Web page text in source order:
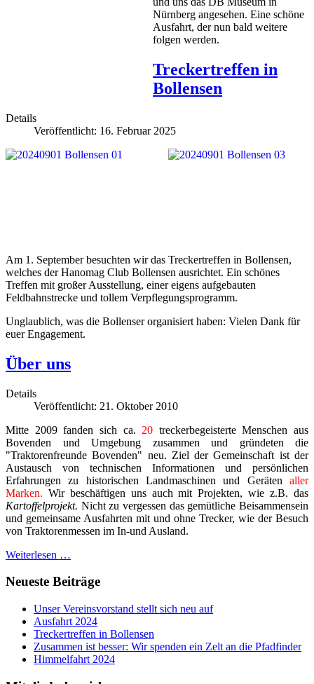
Nürnberg angesehen. Eine schöne
Ausfahrt, der nun bald weitere
folgen werden.
Treckertreffen in
Bollensen
Details
Veröffentlicht: 16. Februar 2025
Am 1. September besuchten wir das Treckertreffen in Bollensen,
welches der Hanomag Club Bollensen ausrichtet. Ein schönes
Treffen mit großer Ausstellung, einer eigens aufgebauten
Feldbahnstrecke und tollem Verpflegungsprogramm.
Unglaublich, was die Bollenser organisiert haben: Vielen Dank für
euer Engagement.
Über uns
Details
Veröffentlicht: 21. Oktober 2010
Mitte 2009 fanden sich ca. 20 treckerbegeisterte Menschen aus
Bovenden und Umgebung zusammen und gründeten die
"Traktorenfreunde Bovenden" neu. Ziel der Gemeinschaft ist der
Austausch von technischen Informationen und persönlichen
Erfahrungen zu historischen Landmaschinen und Geräten aller
Marken. Wir beschäftigen uns auch mit Projekten, wie z.B. das
Kartoffelprojekt. Nicht zu vergessen das gemütliche Beisammensein
und gemeinsame Ausfahrten mit und ohne Trecker, wie der Besuch
von Traktorenmessen im In-und Ausland.
Weiterlesen …
Neueste Beiträge
Unser Vereinsvorstand stellt sich neu auf
Ausfahrt 2024
Treckertreffen in Bollensen
Zusammen ist besser: Wir spenden ein Zelt an die Pfadfinder
Himmelfahrt 2024